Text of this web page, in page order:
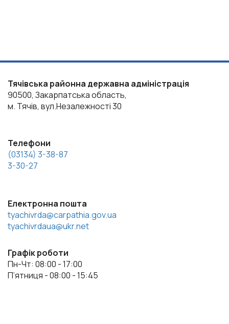
Тячівська районна державна адміністрація
90500, Закарпатська область,
м. Тячів, вул.Незалежності 30
Телефони
(03134) 3-38-87
3-30-27
Електронна пошта
tyachivrda@carpathia.gov.ua
tyachivrdaua@ukr.net
Графік роботи
Пн-Чт: 08:00 - 17:00
П’ятниця - 08:00 - 15:45